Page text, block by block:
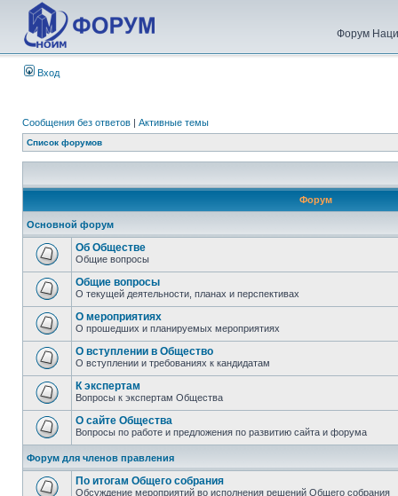
Форум
Вход
Сообщения без ответов | Активные темы
Список форумов
Форум
Основной форум
Об Обществе
Общие вопросы
Общие вопросы
О текущей деятельности, планах и перспективах
О мероприятиях
О прошедших и планируемых мероприятиях
О вступлении в Общество
О вступлении и требованиях к кандидатам
К экспертам
Вопросы к экспертам Общества
О сайте Общества
Вопросы по работе и предложения по развитию сайта и форума
Форум для членов правления
По итогам Общего собрания
Обсуждение мероприятий во исполнения решений Общего собрания